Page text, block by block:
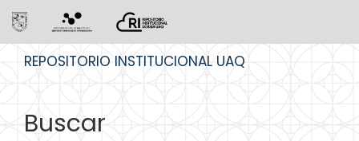
REPOSITORIO INSTITUCIONAL UAQ
Buscar